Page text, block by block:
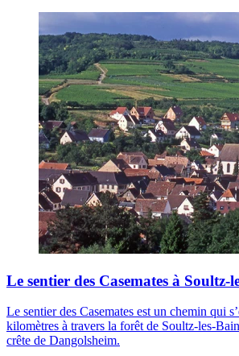
Le sentier des Casemates à Soultz-
Le sentier des Casemates est un chemin qui
kilomètres à travers la forêt de Soultz-les-
crête de Dangolsheim.